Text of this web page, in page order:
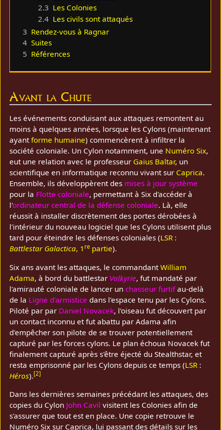
2.3 Les Colonies
2.4 Les civils sont attaqués
3 Rendez-vous à Ragnar
4 Suites
5 Références
Avant la Chute
Les événements conduisant aux attaques remontent au
moins à quelques années, lorsque les Cylons (maintenant
ayantforme humaine) commencèrent à infiltrer la
société coloniale. Un Cylon notamment, une Numéro Six,
eut une relation avec le professeur Gaius Baltar, un
scientifique en informatique reconnu vivant sur Caprica.
Ensemble, ils développèrent des mises à jour système
pour la Flotte coloniale, permettant à Six d'accéder à
l'ordinateur central de la défense coloniale. Là, elle
réussit à installer discrètement des portes dérobées à
l'intérieur du nouveau logiciel que les Cylons utilisent plus
tard pour éteindre les défenses coloniales (LSR :
Battlestar Galactica, 1 re partie).
Six ans avant les attaques, le commandantWilliam
Adama, à bord du battlestar Valkyrie, fut mandaté par
l'amirauté coloniale de lancer unchasseur furtifau-delà
de la Ligne d'armistice dans l'espace tenu par les Cylons.
Piloté par par Daniel Novacek, l'oiseau fut découvert par
un contact inconnu et fut abattu par Adama afin
d'empêcher son pilote de se trouver potentiellement
capturé par les forces cylons. Le plan échoua Novacek fut
finalement capturé après s'être éjecté du Stealthstar, et
resta emprisonné par les Cylons depuis ce temps (LSR :
Héros).[2]
Dans les dernières semaines précédant les attaques, des
copies du Cylon John Cavil visitent les Colonies afin de
s'assurer que tout est en place. Une copie retrouve le
Numéro Six sur Caprica, lui passant des détails sur les